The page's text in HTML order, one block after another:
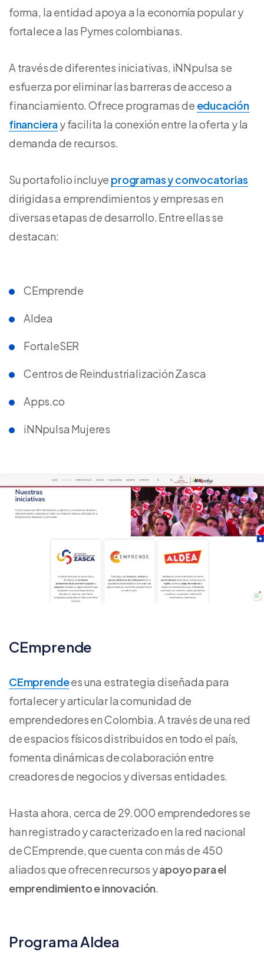
forma, la entidad apoya a la economía popular y
fortalece a las Pymes colombianas.
A través de diferentes iniciativas, iNNpulsa se
esfuerza por eliminar las barreras de acceso a
financiamiento. Ofrece programas de educación
financieray facilita la conexión entre la oferta y la
demanda de recursos.
Su portafolio incluye programas y convocatorias
dirigidas a emprendimientos y empresas en
diversas etapas de desarrollo. Entre ellas se
destacan:
CEmprende
Aldea
FortaleSER
Centros de Reindustrialización Zasca
Apps.co
iNNpulsa Mujeres
CEmprende
CEmprendees una estrategia diseñada para
fortalecer y articular la comunidad de
emprendedores en Colombia. A través de una red
de espacios físicos distribuidos en todo el país,
fomenta dinámicas de colaboración entre
creadores de negocios y diversas entidades.
Hasta ahora, cerca de 29.000 emprendedores se
han registrado y caracterizado en la red nacional
de CEmprende, que cuenta con más de 450
aliados que ofrecen recursos yapoyo para el
emprendimiento e innovación.
Programa Aldea